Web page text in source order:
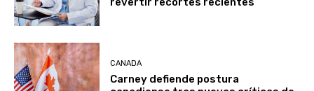
Carney defiende postura
canadiense tras nuevas críticas de